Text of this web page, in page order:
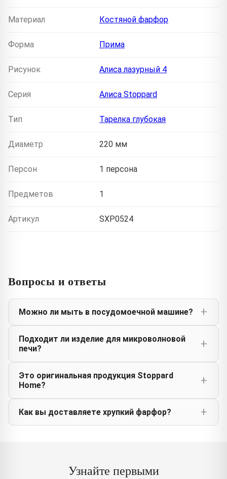
Материал Костяной фарфор
Форма Прима
Рисунок Алиса лазурный 4
Серия Алиса Stoppard
Тип Тарелка глубокая
Диаметр 220 мм
Персон 1 персона
Предметов 1
Артикул SXP0524
Вопросы и ответы
Можно ли мыть в посудомоечной машине?
Подходит ли изделие для микроволновой
печи?
Это оригинальная продукция Stoppard
Home?
Как вы доставляете хрупкий фарфор?
Узнайте первыми